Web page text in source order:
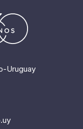
Uruguay